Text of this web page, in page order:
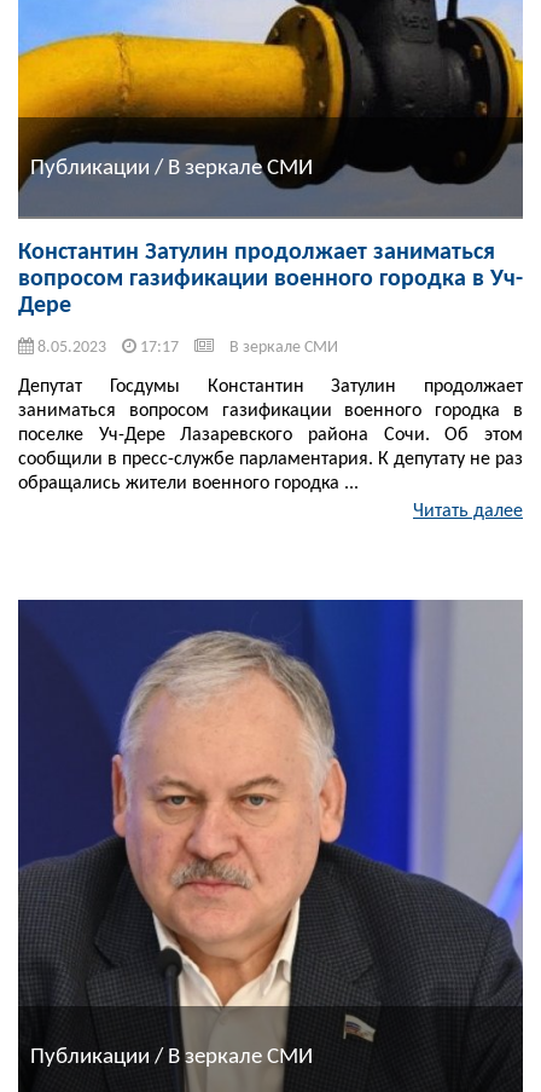
Публикации / В зеркале СМИ
Константин Затулин продолжает заниматься
вопросом газификации военного городка в Уч-
Дере
8.05.2023 17:17 В зеркале СМИ
Депутат Госдумы Константин Затулин продолжает
заниматься вопросом газификации военного городка в
поселке Уч-Дере Лазаревского района Сочи. Об этом
сообщили в пресс-службе парламентария. К депутату не раз
обращались жители военного городка ...
Читать далее
Публикации / В зеркале СМИ